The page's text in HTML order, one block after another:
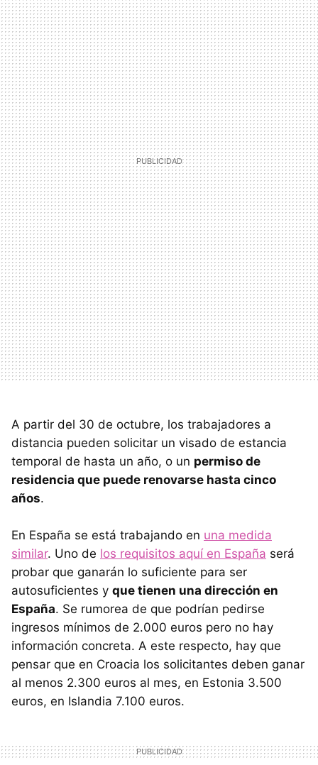
A partir del 30 de octubre, los trabajadores a
distancia pueden solicitar un visado de estancia
temporal de hasta un año, o un permiso de
residencia que puede renovarse hasta cinco
años.
En España se está trabajando en una medida
similar. Uno de los requisitos aquí en España será
probar que ganarán lo suficiente para ser
autosuficientes y que tienen una dirección en
España. Se rumorea de que podrían pedirse
ingresos mínimos de 2.000 euros pero no hay
información concreta. A este respecto, hay que
pensar que en Croacia los solicitantes deben ganar
al menos 2.300 euros al mes, en Estonia 3.500
euros, en Islandia 7.100 euros.